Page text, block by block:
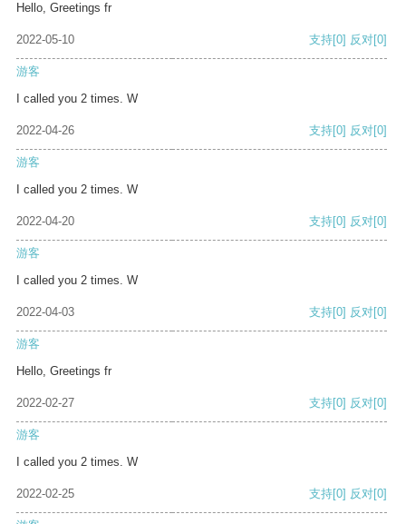
Hello, Greetings fr
2022-05-10 支持[0] 反对[0]
游客
I called you 2 times. W
2022-04-26 支持[0] 反对[0]
游客
I called you 2 times. W
2022-04-20 支持[0] 反对[0]
游客
I called you 2 times. W
2022-04-03 支持[0] 反对[0]
游客
Hello, Greetings fr
2022-02-27 支持[0] 反对[0]
游客
I called you 2 times. W
2022-02-25 支持[0] 反对[0]